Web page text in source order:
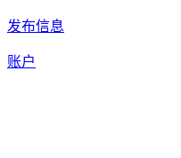
发布信息
账户